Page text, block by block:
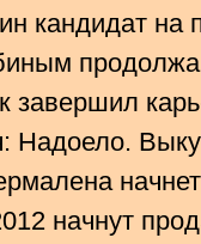
кандидат на
завершил
Надоело.
начнут